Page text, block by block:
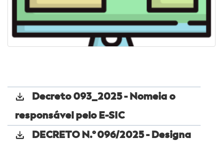
Decreto 093_2025 - Nomeia o
responsável pelo E-SIC
DECRETO N.º 096/2025 - Designa